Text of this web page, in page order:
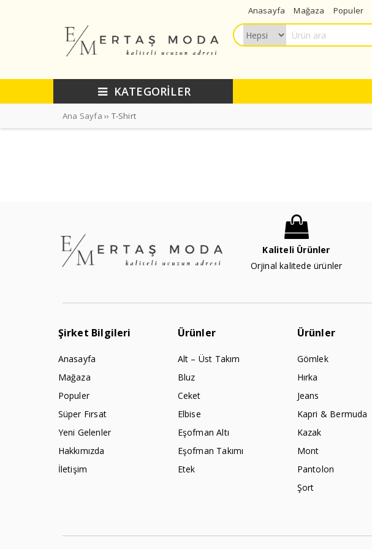
Anasayfa Mağaza Populer
KATEGORİLER
Ana Sayfa ›› T-Shirt
Kaliteli Ürünler
Orjinal kalitede ürünler
Şirket Bilgileri
Anasayfa
Mağaza
Populer
Süper Fırsat
Yeni Gelenler
Hakkımızda
İletişim
Ürünler
Alt – Üst Takım
Bluz
Ceket
Elbise
Eşofman Altı
Eşofman Takımı
Etek
Ürünler
Gömlek
Hırka
Jeans
Kapri & Bermuda
Kazak
Mont
Pantolon
Şort